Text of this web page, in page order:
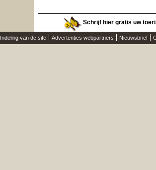
Schrijf hier gratis uw
Indeling van de site Advertenties webpartners Nieuwsbrief